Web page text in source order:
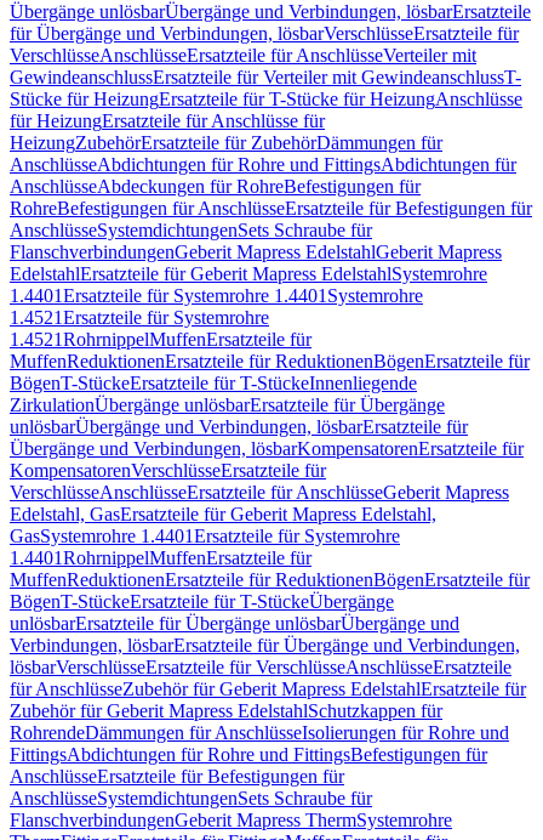
Übergänge unlösbarÜbergänge und Verbindungen, lösbarErsatzteile
für Übergänge und Verbindungen, lösbarVerschlüsseErsatzteile für
VerschlüsseAnschlüsseErsatzteile für AnschlüsseVerteiler mit
GewindeanschlussErsatzteile für Verteiler mit GewindeanschlussT-
Stücke für HeizungErsatzteile für T-Stücke für HeizungAnschlüsse
für HeizungErsatzteile für Anschlüsse für
HeizungZubehörErsatzteile für ZubehörDämmungen für
AnschlüsseAbdichtungen für Rohre und FittingsAbdichtungen für
AnschlüsseAbdeckungen für RohreBefestigungen für
RohreBefestigungen für AnschlüsseErsatzteile für Befestigungen für
AnschlüsseSystemdichtungenSets Schraube für
FlanschverbindungenGeberit Mapress EdelstahlGeberit Mapress
EdelstahlErsatzteile für Geberit Mapress EdelstahlSystemrohre
1.4401Ersatzteile für Systemrohre 1.4401 Systemrohre
1.4521Ersatzteile für Systemrohre
1.4521RohrnippelMuffenErsatzteile für
MuffenReduktionenErsatzteile für ReduktionenBögenErsatzteile für
BögenT-StückeErsatzteile für T-StückeInnenliegende
ZirkulationÜbergänge unlösbarErsatzteile für Übergänge
unlösbarÜbergänge und Verbindungen, lösbarErsatzteile für
Übergänge und Verbindungen, lösbarKompensatorenErsatzteile für
KompensatorenVerschlüsseErsatzteile für
VerschlüsseAnschlüsseErsatzteile für AnschlüsseGeberit Mapress
Edelstahl, GasErsatzteile für Geberit Mapress Edelstahl,
GasSystemrohre 1.4401Ersatzteile für Systemrohre
1.4401RohrnippelMuffenErsatzteile für
MuffenReduktionenErsatzteile für ReduktionenBögenErsatzteile für
BögenT-StückeErsatzteile für T-StückeÜbergänge
unlösbarErsatzteile für Übergänge unlösbarÜbergänge und
Verbindungen, lösbarErsatzteile für Übergänge und Verbindungen,
lösbarVerschlüsseErsatzteile für VerschlüsseAnschlüsseErsatzteile
für AnschlüsseZubehör für Geberit Mapress EdelstahlErsatzteile für
Zubehör für Geberit Mapress EdelstahlSchutzkappen für
RohrendeDämmungen für AnschlüsseIsolierungen für Rohre und
FittingsAbdichtungen für Rohre und FittingsBefestigungen für
AnschlüsseErsatzteile für Befestigungen für
AnschlüsseSystemdichtungenSets Schraube für
FlanschverbindungenGeberit Mapress ThermSystemrohre